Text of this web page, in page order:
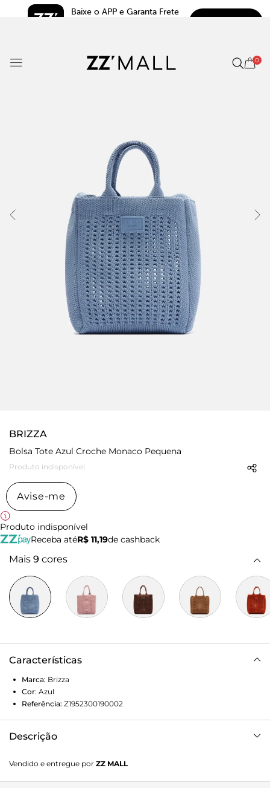
Baixe o APP e Garanta Frete
0
BRIZZA
Bolsa Tote Azul Croche Monaco Pequena
Produto indisponível
Avise-me
Produto indisponível
Receba atéR$ 11,19de cashback
Mais 9 cores
Características
Marca: Brizza
Cor: Azul
Referência: Z1952300190002
Descrição
formato amplo, laterais arredondadas e capas tramadas e
vazadas. Traz alças e não possui fechamento. Com tag
Vendido e entregue por ZZ MALL